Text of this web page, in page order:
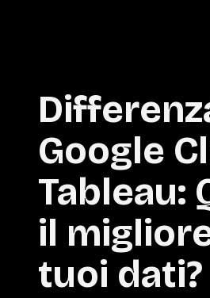
Google
Tableau:
il
tuoi dati?